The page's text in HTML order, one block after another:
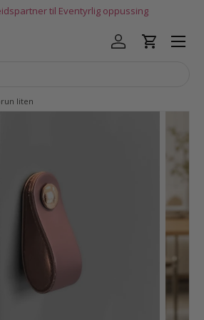
til Eventyrlig oppussing
Logg innHandlekurv
liten